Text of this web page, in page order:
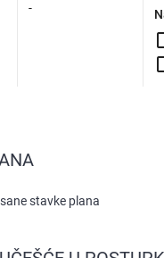
-
stavke plana